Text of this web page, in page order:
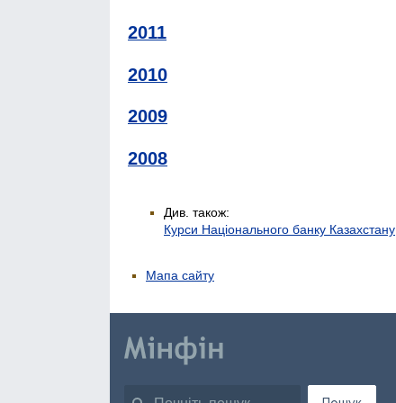
2011
2010
2009
2008
Див. також:
Курси Національного банку Казахстану
Мапа сайту